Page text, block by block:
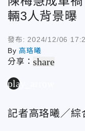
輛3人背景
發布: 2024/12/06
By高珞曦
分享：share
play_arrow
記者高珞曦／綜